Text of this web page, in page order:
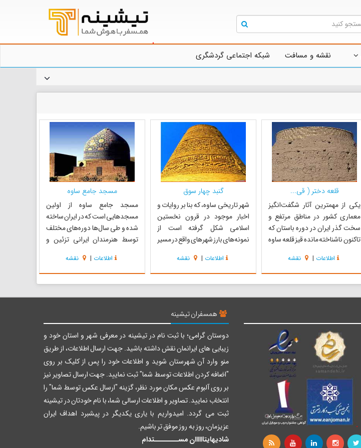
نقشه و مسافت شبکه اجتماعی گردشگری
قلعه دختر ( قی...
یکی از مهمترین آثار شگفت‌انگیز
معماری کشور در مناطق مرتفع و
سخت گذر ایران در دوره باستان که
تاکنون ناشناخته مانده قیز قلعه ساوه
وجودی ساخت آن دراین منطقه به
حدی جالب است که می‌توان از آن به
عنوان یکی از منابع مهم جذب
گردشگر بین‌المللی به استان مرکزی و
اطلاعات | نقشه
گنبد چهار سوق
شهر تاریخی ساوه، که بنا بر روایات و
اخبار موجود در قرون نخستین
اسلامی شکل گرفته است از
نمونه‌های بارز شهرهای واقع در مسیر
محل تلاقی دو شاهراه عمده شرقی-
غربی و شمالی - جنوبی قرار گرفته و
به همین دلبل همواره در طول تاریخ
شاهد تغییر و تحولاتی بزرگ بوده
است م...
اطلاعات | نقشه
مسجد جامع ساوه
مسجد جامع ساوه از اولین
مسجد‌هایی است که در ایران ساخته
شده و طی سال‌ها دوره‌های مختلف
توسط هنرمندان ایرانی تزئین و
سیصد سال پیش چند تا اوستا بنای
ساوجی دور هم جمع شدند، طرح
یک مسجد کوچک و جمع‌وجور را
کشیدند، آستین‌هایشان را بالا زدند و
اطلاعات | نقشه
همسفران تیشینه
دوستان گرامی؛ با ثبت نام در تیشینه در معرفی شهر و استان خود و
زیبایی های ایرانمان نقش داشته باشید. جهت ارسال اطلاعات، از طریق
منو وارد آن شهرستان شوید و اطلاعات خود را پس از کلیک بر روی
"اضافه کردن اطلاعات توسط شما" ثبت نمایید. جهت ارسال تصاویر نیز
بر روی آلبوم عکس مکان مورد نظر، گزینه "ارسال عکس توسط شما" را
انتخاب نمایید. تصاویر و اطلاعات ارسالی شما، با نام خودتان در تیشینه
ثبت می گردد. امیدواریم با یاری یکدیگر در پیشبرد اهداف ایران
عزیزمان، روز به روز موفق تر باشیم.
شادیهایتاااااان مســــــــتدام